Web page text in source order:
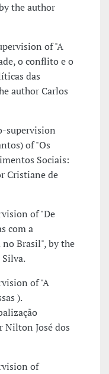
the author
of "A
o conflito e o
das
author Carlos
supervision
of "Os
Sociais:
Cristiane de
of "De
com a
no Brasil", by the
Silva.
of "A
).
Nilton José dos
of